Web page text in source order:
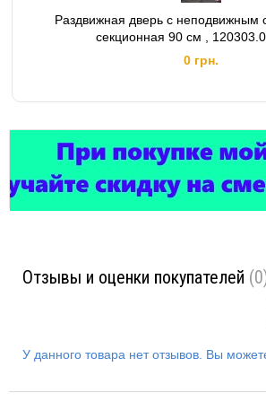
Раздвижная дверь с неподвижным
секционная 90 см ,
0 грн.
Отзывы и оценки покупателей
У данного товара нет отзывов. Вы